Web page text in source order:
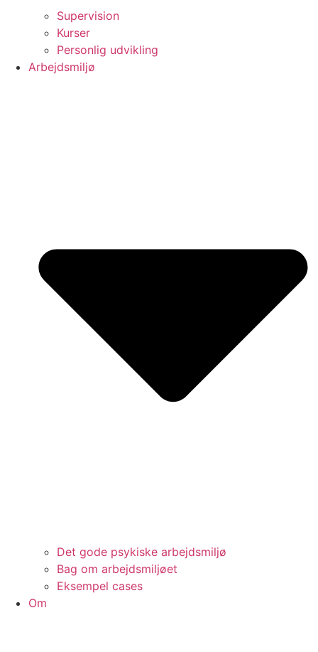
Supervision
Kurser
Personlig udvikling
Arbejdsmiljø
Det gode psykiske arbejdsmiljø
Bag om arbejdsmiljøet
Eksempel cases
Om